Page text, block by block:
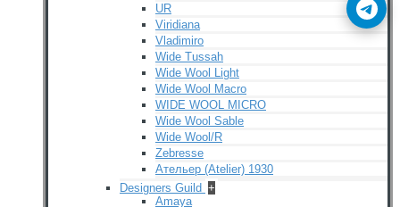
UR
Viridiana
Vladimiro
Wide Tussah
Wide Wool Light
Wide Wool Macro
WIDE WOOL MICRO
Wide Wool Sable
Wide Wool/R
Zebresse
Ательер (Atelier) 1930
Designers Guild +
Amaya